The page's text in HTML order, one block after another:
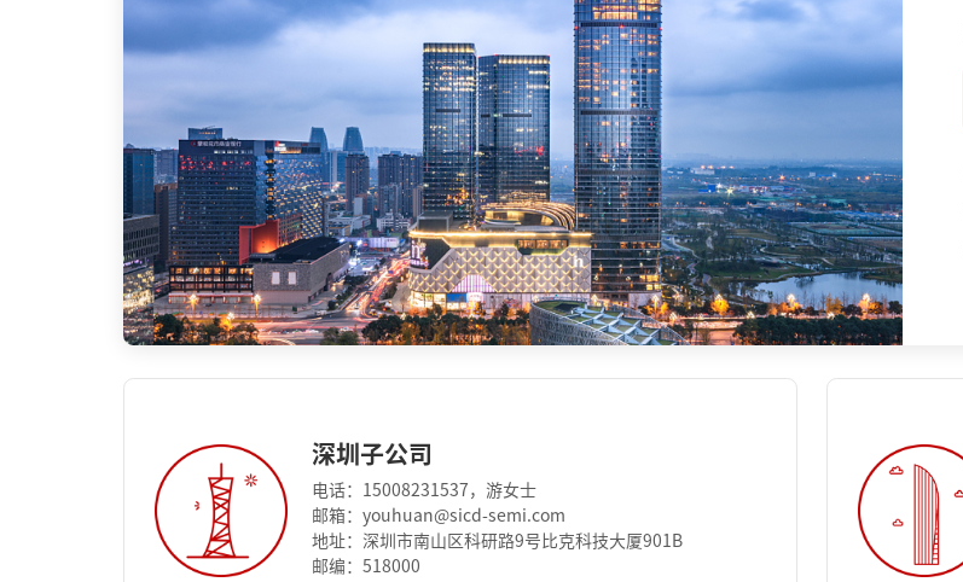
深圳子公司
电话：15008231537，游女士
邮箱：youhuan@sicd-semi.com
地址：深圳市南山区科研路9号比克科技大厦901B
邮编：518000